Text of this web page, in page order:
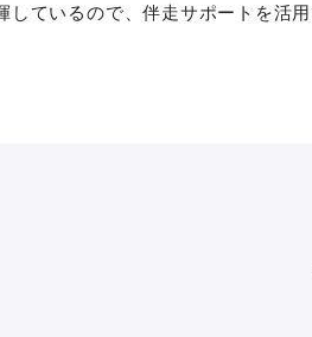
しているので、伴走サポートを活